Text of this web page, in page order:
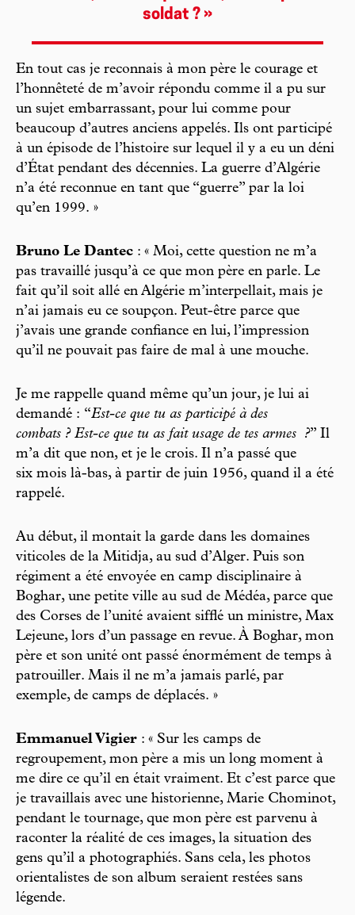
soldat ? »
En tout cas je reconnais à mon père le courage et
l’honnêteté de m’avoir répondu comme il a pu sur
un sujet embarrassant, pour lui comme pour
beaucoup d’autres anciens appelés. Ils ont participé
à un épisode de l’histoire sur lequel il y a eu un déni
d’État pendant des décennies. La guerre d’Algérie
n’a été reconnue en tant que “guerre” par la loi
qu’en 1999. »
Bruno Le Dantec : « Moi, cette question ne m’a
pas travaillé jusqu’à ce que mon père en parle. Le
fait qu’il soit allé en Algérie m’interpellait, mais je
n’ai jamais eu ce soupçon. Peut-être parce que
j’avais une grande confiance en lui, l’impression
qu’il ne pouvait pas faire de mal à une mouche.
Je me rappelle quand même qu’un jour, je lui ai
demandé : “Est-ce que tu as participé à des
combats ? Est-ce que tu as fait usage de tes armes
?” Il
m’a dit que non, et je le crois. Il n’a passé que
six mois là-bas, à partir de juin 1956, quand il a été
rappelé.
Au début, il montait la garde dans les domaines
viticoles de la Mitidja, au sud d’Alger. Puis son
régiment a été envoyée en camp disciplinaire à
Boghar, une petite ville au sud de Médéa, parce que
des Corses de l’unité avaient sifflé un ministre, Max
Lejeune, lors d’un passage en revue. À Boghar, mon
père et son unité ont passé énormément de temps à
patrouiller. Mais il ne m’a jamais parlé, par
exemple, de camps de déplacés. »
Emmanuel Vigier : « Sur les camps de
regroupement, mon père a mis un long moment à
me dire ce qu’il en était vraiment. Et c’est parce que
je travaillais avec une historienne, Marie Chominot,
pendant le tournage, que mon père est parvenu à
raconter la réalité de ces images, la situation des
gens qu’il a photographiés. Sans cela, les photos
orientalistes de son album seraient restées sans
légende.